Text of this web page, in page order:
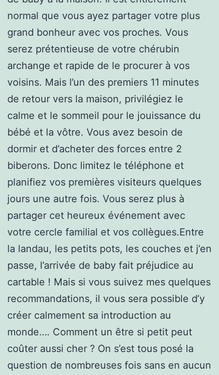
normal que vous ayez partager votre plus
grand bonheur avec vos proches. Vous
serez prétentieuse de votre chérubin
archange et rapide de le procurer à vos
voisins. Mais l’un des premiers 11 minutes
de retour vers la maison, privilégiez le
calme et le sommeil pour le jouissance du
bébé et la vôtre. Vous avez besoin de
dormir et d’acheter des forces entre 2
biberons. Donc limitez le téléphone et
planifiez vos premières visiteurs quelques
jours une autre fois. Vous serez plus à
partager cet heureux événement avec
votre cercle familial et vos collègues.Entre
la landau, les petits pots, les couches et j’en
passe, l’arrivée de baby fait préjudice au
cartable ! Mais si vous suivez mes quelques
recommandations, il vous sera possible d’y
créer calmement sa introduction au
monde…. Comment un être si petit peut
coûter aussi cher ? On s’est tous posé la
question de nombreuses fois sans en aucun